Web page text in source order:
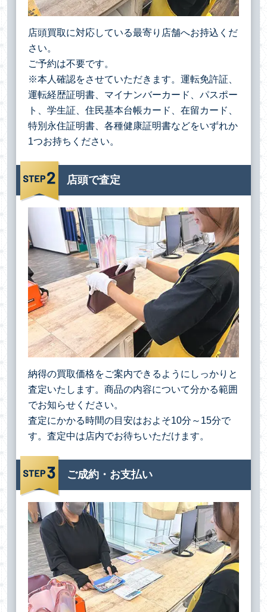
店頭買取に対応している最寄り店舗へお持込くだ
さい。
ご予約は不要です。
※本人確認をさせていただきます。運転免許証、
運転経歴証明書、マイナンバーカード、パスポー
ト、学生証、住民基本台帳カード、在留カード、
特別永住証明書、各種健康証明書などをいずれか
1つお持ちください。
店頭で査定
納得の買取価格をご案内できるようにしっかりと
査定いたします。商品の内容について分かる範囲
でお知らせください。
査定にかかる時間の目安はおよそ10分～15分で
す。査定中は店内でお待ちいただけます。
ご成約・お支払い